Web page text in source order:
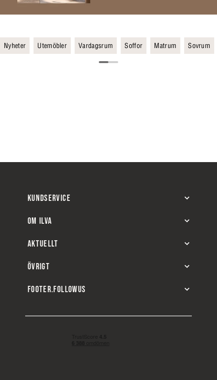
Nyheter Utemöbler Vardagsrum Soffor Matrum Sovrum
KUNDSERVICE
OM ILVA
AKTUELLT
ÖVRIGT
FOOTER.FOLLOWUS